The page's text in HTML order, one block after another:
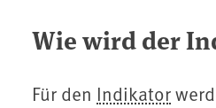
Wie wird der
Für den Indikator